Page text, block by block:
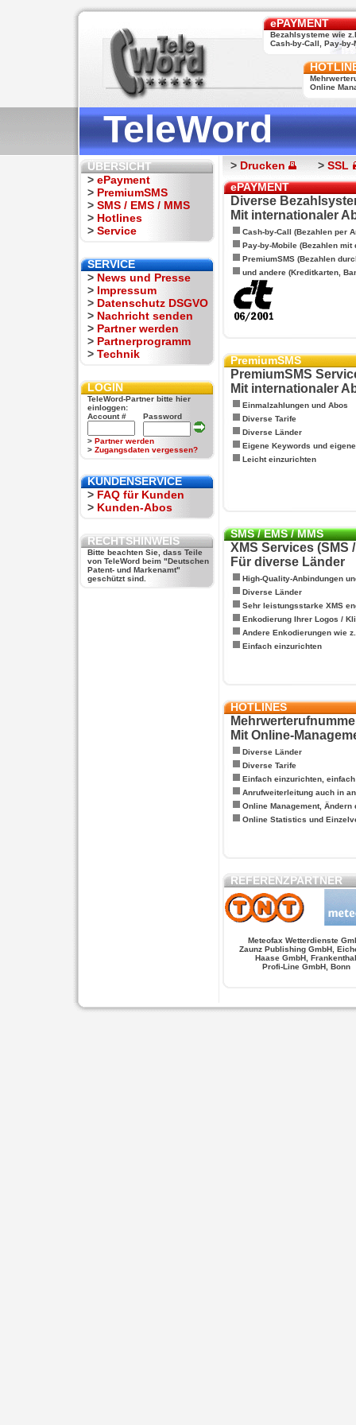
ePAYMENT
Bezahlsysteme wie
Cash-by-Call, Pay-by-
Online
TeleWord
ÜBERSICHT
> ePayment
> PremiumSMS
> SMS / EMS / MMS
> Hotlines
> Service
SERVICE
> News und Presse
> Impressum
> Datenschutz DSGVO
> Nachricht senden
> Partner werden
> Partnerprogramm
> Technik
LOGIN
TeleWord-Partner bitte hier
einloggen:
Account #
Password
> Partner werden
> Zugangsdaten vergessen?
KUNDENSERVICE
> FAQ für Kunden
> Kunden-Abos
RECHTSHINWEIS
Bitte beachten Sie, dass Teile
von TeleWord beim "Deutschen
Patent- und Markenamt"
geschützt sind.
> Drucken > SSL
ePAYMENT
Diverse
Mit internationaler
Cash-by-Call (Bezahlen per
Pay-by-Mobile (Bezahlen mit
PremiumSMS (Bezahlen
und andere (Kreditkarten,
PremiumSMS
PremiumSMS
Mit internationaler
Einmalzahlungen und Abos
Diverse Tarife
Diverse Länder
Eigene Keywords und
Leicht einzurichten
SMS / EMS / MMS
XMS Services (SMS
Für diverse Länder
High-Quality-Anbindungen
Diverse Länder
Sehr leistungsstarke XMS
Enkodierung Ihrer Logos /
Andere Enkodierungen wie
Einfach einzurichten
HOTLINES
Mit Online-
Diverse Länder
Diverse Tarife
Einfach einzurichten,
Anrufweiterleitung auch in
Online Management, Ändern
Online Statistics und
REFERENZPARTNER
Meteofax Wetterdienste
Zaunz Publishing GmbH,
Haase GmbH, Frankenthal
Profi-Line GmbH, Bonn